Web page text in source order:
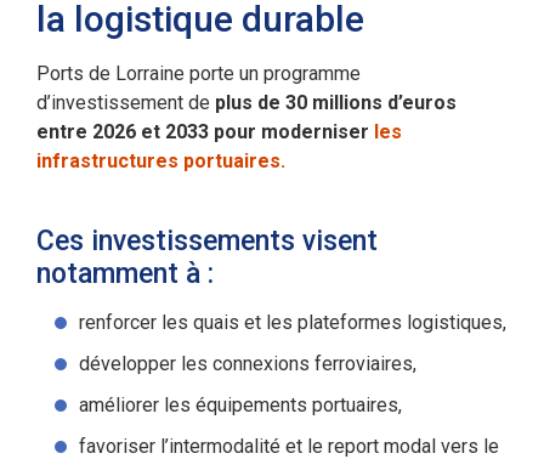
la logistique durable
Ports de Lorraine porte un programme
d’investissement de plus de 30 millions d’euros
entre 2026 et 2033 pour moderniser les
infrastructures portuaires.
Ces investissements visent
notamment à :
renforcer les quais et les plateformes logistiques,
développer les connexions ferroviaires,
améliorer les équipements portuaires,
favoriser l’intermodalité et le report modal vers le